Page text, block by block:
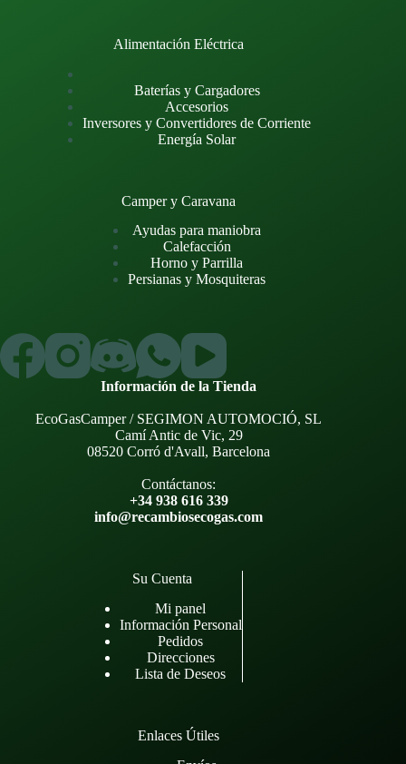
Alimentación Eléctrica
Baterías y Cargadores
Accesorios
Inversores y Convertidores de Corriente
Energía Solar
Camper y Caravana
Ayudas para maniobra
Calefacción
Horno y Parrilla
Persianas y Mosquiteras
Información de la Tienda
EcoGasCamper / SEGIMON AUTOMOCIÓ, SL
Camí Antic de Vic, 29
08520 Corró d'Avall, Barcelona
Contáctanos:
+34 938 616 339
info@recambiosecogas.com
Su Cuenta
Mi panel
Información Personal
Pedidos
Direcciones
Lista de Deseos
Enlaces Útiles